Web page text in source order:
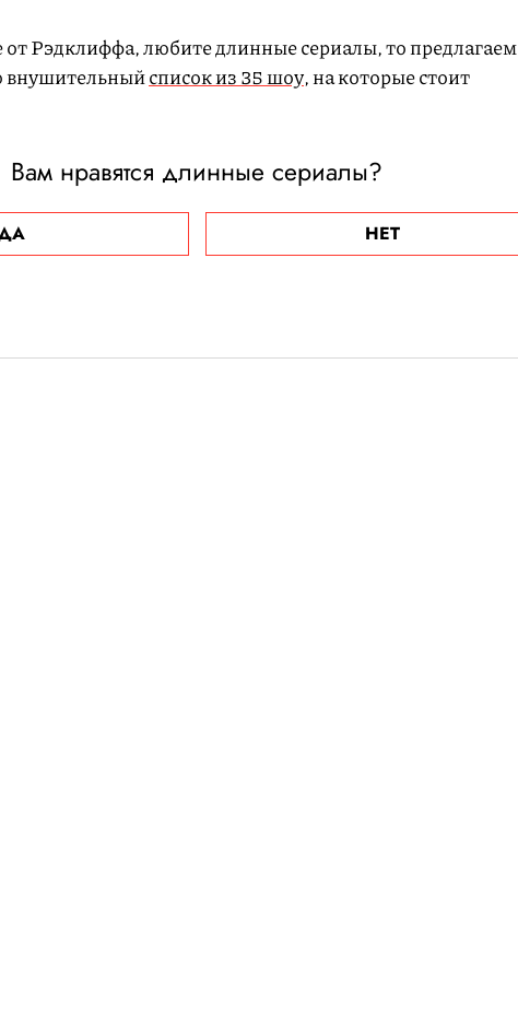
от Рэдклиффа, любите длинные сериалы, то предлагаем
список из 35 шоу, на которые стоит
Вам нравятся длинные сериалы?
НЕТ